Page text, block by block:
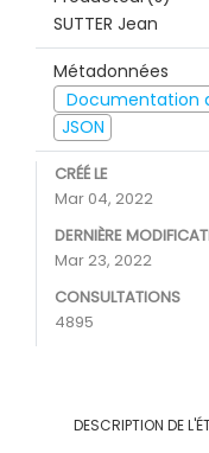
SUTTER Jean
Métadonnées
Documentation
JSON
CRÉÉ LE
Mar 04, 2022
DERNIÈRE
Mar 23, 2022
CONSULTATIONS
4895
DESCRIPTION DE